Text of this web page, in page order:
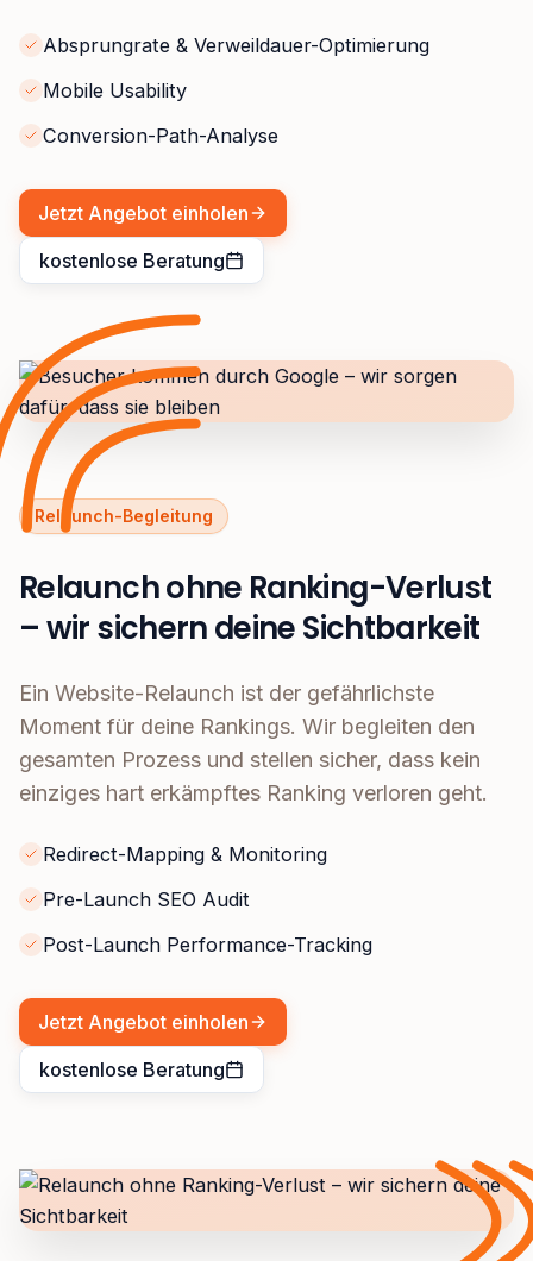
Absprungrate & Verweildauer-Optimierung
Mobile Usability
Conversion-Path-Analyse
Jetzt Angebot einholen
kostenlose Beratung
Relaunch-Begleitung
Relaunch ohne Ranking-Verlust
– wir sichern deine Sichtbarkeit
Ein Website-Relaunch ist der gefährlichste
Moment für deine Rankings. Wir begleiten den
gesamten Prozess und stellen sicher, dass kein
einziges hart erkämpftes Ranking verloren geht.
Redirect-Mapping & Monitoring
Pre-Launch SEO Audit
Post-Launch Performance-Tracking
Jetzt Angebot einholen
kostenlose Beratung